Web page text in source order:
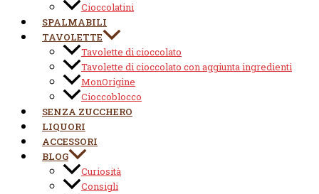
Cioccolatini
SPALMABILI
TAVOLETTE
Tavolette di cioccolato
Tavolette di cioccolato con aggiunta ingredienti
MonOrigine
Cioccoblocco
SENZA ZUCCHERO
LIQUORI
ACCESSORI
BLOG
Curiosità
Consigli